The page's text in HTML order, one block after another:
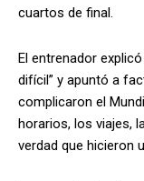
cuartos de final.
El entrenador
difícil” y apuntó a
complicaron el
horarios, los viajes,
verdad que hicieron